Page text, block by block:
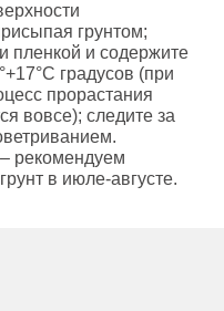
грунтом;
пленкой и содержите
градусов (при
прорастания
вовсе); следите за
рекомендуем
в июле-августе.